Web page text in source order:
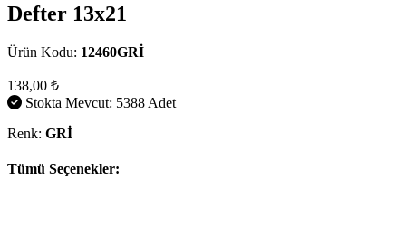
Defter 13x21
Ürün Kodu: 12460GRİ
138,00 ₺
Stokta Mevcut: 5388 Adet
Renk: GRİ
Tümü Seçenekler: